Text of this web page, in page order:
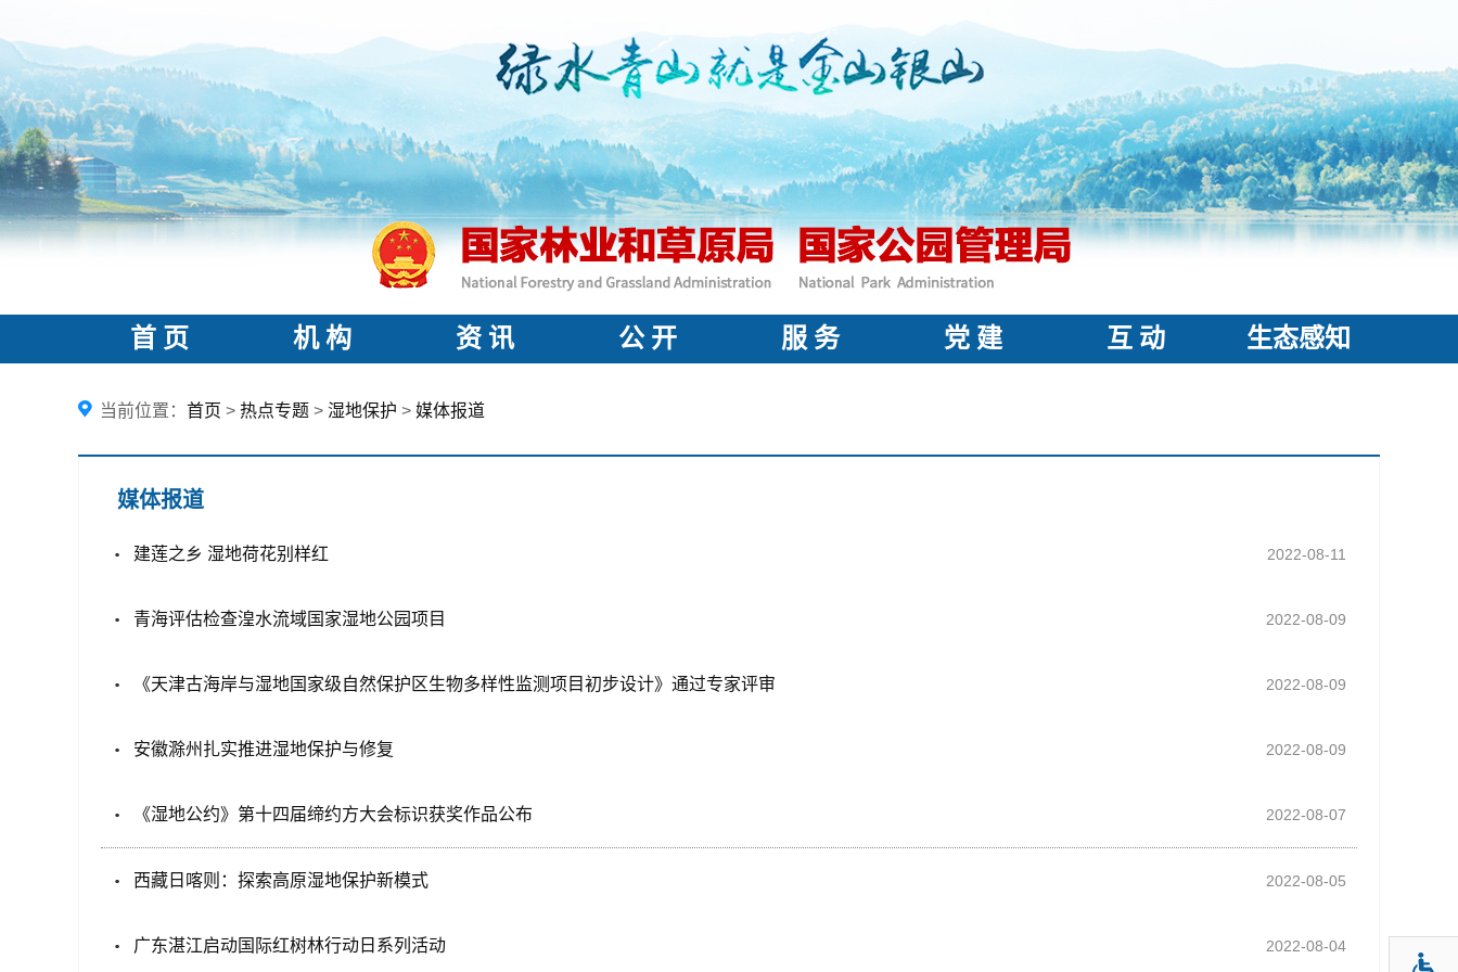
首 页 机 构 资 讯 公 开 服 务 党 建 互 动 生态感知
当前位置： 首页 > 热点专题 > 湿地保护 > 媒体报道
媒体报道
2022-08-11
建莲之乡 湿地荷花别样红
2022-08-09
青海评估检查湟水流域国家湿地公园项目
2022-08-09
《天津古海岸与湿地国家级自然保护区生物多样性监测项目初步设计》通过专家评审
2022-08-09
安徽滁州扎实推进湿地保护与修复
2022-08-07
《湿地公约》第十四届缔约方大会标识获奖作品公布
2022-08-05
西藏日喀则：探索高原湿地保护新模式
2022-08-04
广东湛江启动国际红树林行动日系列活动